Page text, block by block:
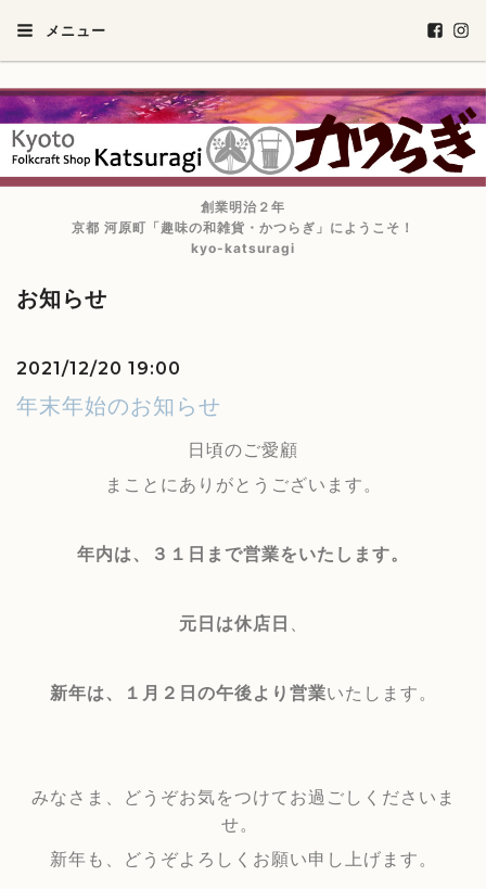
メニュー
創業明治２年
京都 河原町「趣味の和雑貨・かつらぎ」にようこそ！
kyo-katsuragi
お知らせ
2021/12/20 19:00
年末年始のお知らせ
日頃のご愛顧
まことにありがとうございます。
年内は、 ３１ 日まで営業をいたします。
元日は休店日
新年は、１月２日の午後より営業いたします。
みなさま、どうぞお気をつけてお過ごしくださいま
せ。
新年も、 どうぞよろしくお願い申し上げます。